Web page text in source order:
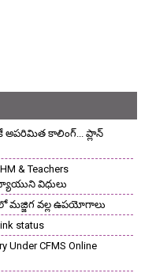
కాలింగ్... ప్లాన్
& Teachers
విధులు
మజ్జిగ వల్ల ఉపయోగాలు
status
Under CFMS Online